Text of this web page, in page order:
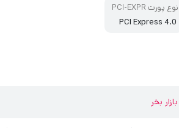
نوع پورت PCI-EXPR
ESS
PCI Express 4.0